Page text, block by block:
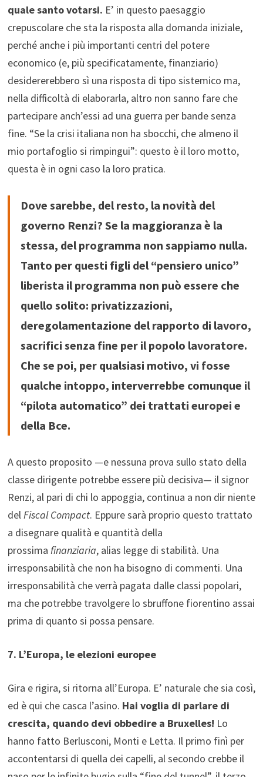
quale santo votarsi. E’ in questo paesaggio
crepuscolare che sta la risposta alla domanda iniziale,
perché anche i più importanti centri del potere
economico (e, più specificatamente, finanziario)
desidererebbero sì una risposta di tipo sistemico ma,
nella difficoltà di elaborarla, altro non sanno fare che
partecipare anch’essi ad una guerra per bande senza
fine. “Se la crisi italiana non ha sbocchi, che almeno il
mio portafoglio si rimpingui”: questo è il loro motto,
questa è in ogni caso la loro pratica.
Dove sarebbe, del resto, la novità del
governo Renzi? Se la maggioranza è la
stessa, del programma non sappiamo nulla.
Tanto per questi figli del “pensiero unico”
liberista il programma non può essere che
quello solito: privatizzazioni,
deregolamentazione del rapporto di lavoro,
sacrifici senza fine per il popolo lavoratore.
Che se poi, per qualsiasi motivo, vi fosse
qualche intoppo, interverrebbe comunque il
“pilota automatico” dei trattati europei e
della Bce.
A questo proposito —e nessuna prova sullo stato della
classe dirigente potrebbe essere più decisiva— il signor
Renzi, al pari di chi lo appoggia, continua a non dir niente
delFiscal Compact. Eppure sarà proprio questo trattato
a disegnare qualità e quantità della
prossima finanziaria, alias legge di stabilità. Una
irresponsabilità che non ha bisogno di commenti. Una
irresponsabilità che verrà pagata dalle classi popolari,
ma che potrebbe travolgere lo sbruffone fiorentino assai
prima di quanto si possa pensare.
7. L’Europa, le elezioni europee
Gira e rigira, si ritorna all’Europa. E’ naturale che sia così,
ed è qui che casca l’asino. Hai voglia di parlare di
crescita, quando devi obbedire a Bruxelles! Lo
hanno fatto Berlusconi, Monti e Letta. Il primo finì per
accontentarsi di quella dei capelli, al secondo crebbe il